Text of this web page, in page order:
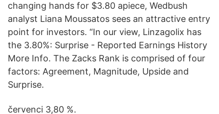
changing hands for $3.80 apiece, Wedbush
analyst Liana Moussatos sees an attractive entry
point for investors. “In our view, Linzagolix has
the 3.80%: Surprise - Reported Earnings History
More Info. The Zacks Rank is comprised of four
factors: Agreement, Magnitude, Upside and
Surprise.
červenci 3,80 %.